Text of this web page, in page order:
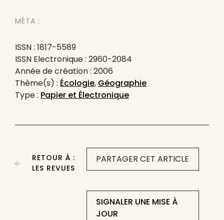
MÉTA :
ISSN : 1817-5589
ISSN Electronique : 2960-2084
Année de création : 2006
Thème(s) : Écologie, Géographie
Type : Papier et Électronique
PARTAGER CET ARTICLE
SIGNALER UNE MISE À
JOUR
RETOUR À :
LES REVUES